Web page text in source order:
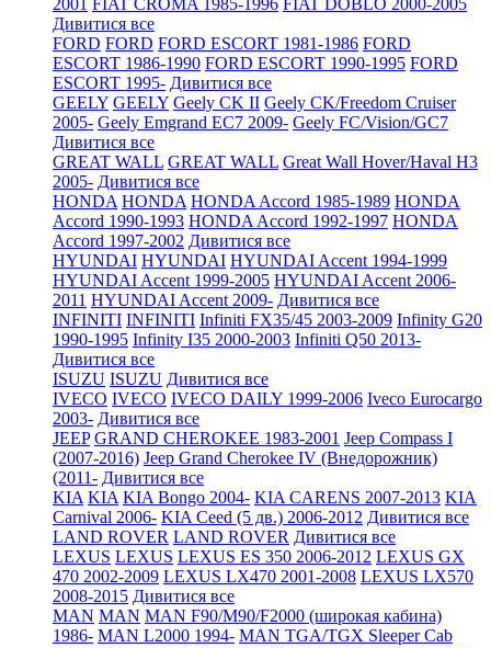
2001 FIAT CROMA 1985-1996 FIAT DOBLO 2000-2005
Дивитися все
FORD FORD FORD ESCORT 1981-1986 FORD
ESCORT 1986-1990 FORD ESCORT 1990-1995 FORD
ESCORT 1995- Дивитися все
GEELY GEELY Geely CK II Geely CK/Freedom Cruiser
2005- Geely Emgrand EC7 2009- Geely FC/Vision/GC7
Дивитися все
GREAT WALL GREAT WALL Great Wall Hover/Haval H3
2005- Дивитися все
HONDA HONDA HONDA Accord 1985-1989 HONDA
Accord 1990-1993 HONDA Accord 1992-1997 HONDA
Accord 1997-2002 Дивитися все
HYUNDAI HYUNDAI HYUNDAI Accent 1994-1999
HYUNDAI Accent 1999-2005 HYUNDAI Accent 2006-
2011 HYUNDAI Accent 2009- Дивитися все
INFINITI INFINITI Infiniti FX35/45 2003-2009 Infinity G20
1990-1995 Infinity I35 2000-2003 Infiniti Q50 2013-
Дивитися все
ISUZU ISUZU Дивитися все
IVECO IVECO IVECO DAILY 1999-2006 Iveco Eurocargo
2003- Дивитися все
JEEP GRAND CHEROKEE 1983-2001 Jeep Compass I
(2007-2016) Jeep Grand Cherokee IV (Внедорожник)
(2011- Дивитися все
KIA KIA KIA Bongo 2004- KIA CARENS 2007-2013 KIA
Carnival 2006- KIA Ceed (5 дв.) 2006-2012 Дивитися все
LAND ROVER LAND ROVER Дивитися все
LEXUS LEXUS LEXUS ES 350 2006-2012 LEXUS GX
470 2002-2009 LEXUS LX470 2001-2008 LEXUS LX570
2008-2015 Дивитися все
MAN MAN MAN F90/M90/F2000 (широкая кабина)
1986- MAN L2000 1994- MAN TGA/TGX Sleeper Cab